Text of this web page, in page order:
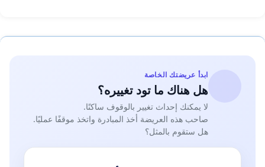
ابدأ عريضتك الخاصة
هل هناك ما تود تغييره؟
لا يمكنك إحداث تغيير بالوقوف ساكنًا.
صاحب هذه العريضة أخذ المبادرة واتخذ موقفًا عمليًا.
هل ستقوم بالمثل؟